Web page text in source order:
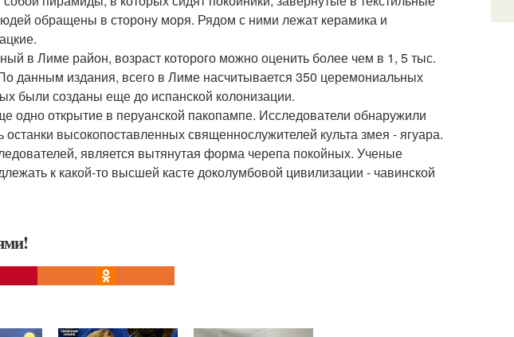
обращены в сторону моря. Рядом с ними лежат керамика и
в Лиме район, возраст которого можно оценить более чем в 1, 5 тыс.
данным издания, всего в Лиме насчитывается 350 церемониальных
были созданы еще до испанской колонизации.
одно открытие в перуанской пакопампе. Исследователи обнаружили
высокопоставленных священнослужителей культа змея - ягуара.
является вытянутая форма черепа покойных. Ученые
к какой-то высшей касте доколумбовой цивилизации - чавинской